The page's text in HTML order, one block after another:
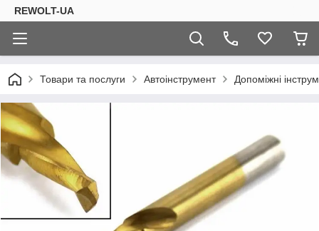
REWOLT-UA
Товари та послуги Автоінструмент Допоміжні